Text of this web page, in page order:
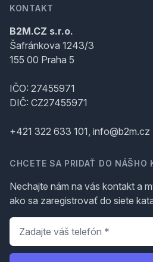
KONTAKT
B2M.CZ s.r.o.
Šafránkova 1243/3
155 00 Praha 5
IČO: 27455971
DIČ: CZ27455971
+421 322 633 101, info@b2m.cz
CHCETE SA PRIDAŤ DO NÁŠHO
Nechajte nám na vás kontakt a
ako sa zaregistrovať do siete
Telefón